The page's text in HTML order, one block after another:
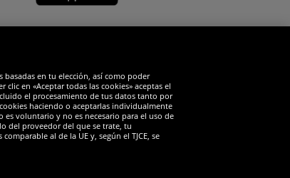
en tu elección, así como poder
en «Aceptar todas las cookies» aceptas el
el procesamiento de tus datos tanto por
haciendo o aceptarlas individualmente
voluntario y no es necesario para el uso de
del proveedor del que se trate, tu
al de la UE y, según el TJCE, se